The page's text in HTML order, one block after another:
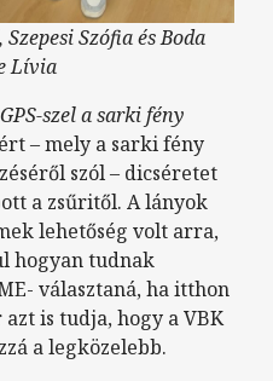
Szófia és Boda
Lívia
szel a sarki fény
– mely a sarki fény
szól – dicséretet
a zsűritől. A lányok
lehetőség volt arra,
hogyan tudnak
választaná, ha itthon
is tudja, hogy a VBK
a legközelebb.